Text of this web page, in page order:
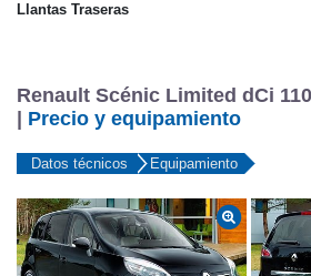
Llantas Traseras
Renault Scénic Limited dCi
Precio y equipamiento
Datos técnicos Equipamiento